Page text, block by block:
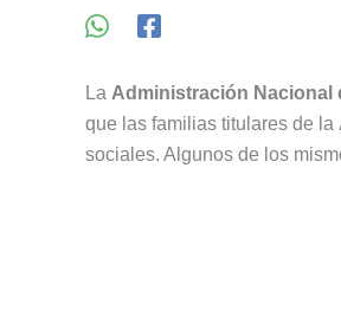
La Administración Nacional
que las familias titulares de la
sociales. Algunos de los